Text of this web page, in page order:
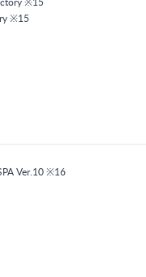
※15
Ver.10 ※16